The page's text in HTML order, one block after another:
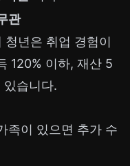
관
청년은 취업 경험이
120% 이하, 재산 5
있습니다.
족이 있으면 추가 수